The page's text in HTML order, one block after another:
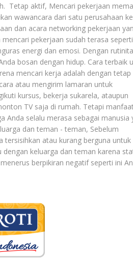
Tetap aktif, Mencari pekerjaan
wawancara dari satu perusahaan ke
dan acara networking pekerjaan
pekerjaan sudah terasa seperti
energi dan emosi. Dengan
bosan dengan hidup. Cara terbaik
mencari kerja adalah dengan tetap
atau mengirim lamaran untuk
kursus, bekerja sukarela, ataupun
TV saja di rumah. Tetapi
Anda selalu merasa sebagai manusia
dan teman - teman, Sebelum
tersisihkan atau kurang berguna untuk
keluarga dan teman karena
berpikiran negatif seperti ini